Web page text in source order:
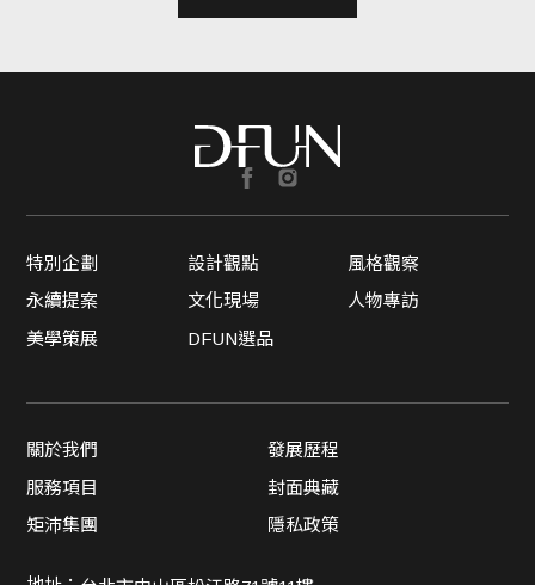
特別企劃 設計觀點
風格觀察
永續提案
文化現場
人物專訪
美學策展
DFUN選品
關於我們
發展歷程
服務項目
封面典藏
矩沛集團
隱私政策